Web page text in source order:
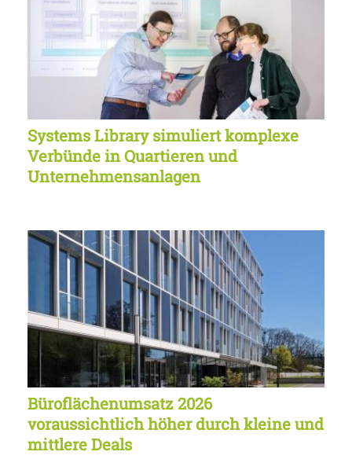
Systems Library simuliert komplexe
Verbünde in Quartieren und
Unternehmensanlagen
Büroflächenumsatz 2026
voraussichtlich höher durch kleine und
mittlere Deals